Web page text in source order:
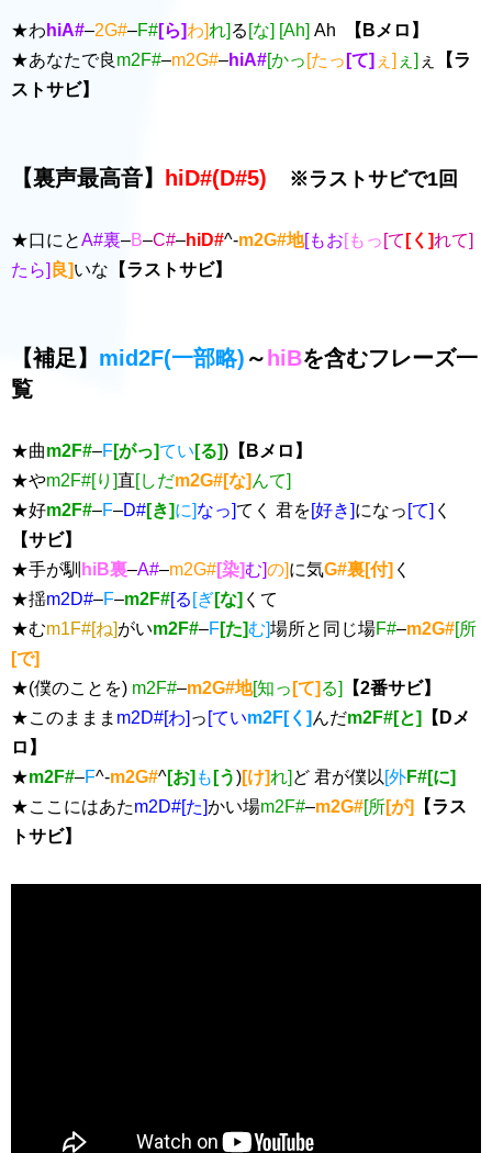
★わ hiA#–2G#–F#[ら]わ]れ] る [な] [Ah] Ah
【Bメロ】
★あなたで良 m2F#–m2G#–hiA#[かっ [たっ [て] ぇ] ぇ] ぇ
【ラ
ストサビ】
【裏声最高音】 hiD#(D#5) ※ラストサビで1回
★口にとA#裏–B–C#–hiD#^-m2G#地[もお[もっ [て [く]れて]
たら] 良]いな 【ラストサビ】
【補足】 mid2F(一部略) ～ hiBを含むフレーズ一
覧
★曲m2F#–F[がっ]てい [る]) 【Bメロ】
★やm2F#[り]直[しだm2G#[な] んて]
★好m2F#–F–D#[き]に]なっ]てく 君を[好き]になっ [て] く
【サビ】
★手が馴 hiB裏–A#–m2G#[染]む]の]に気G#裏[付] く
★揺m2D#–F–m2F#[る [ぎ[な] くて
★むm1F#[ね]がいm2F#–F[た]む]場所と同じ場F#–m2G#[所
[で]
★(僕のことを) m2F#–m2G#地[知っ [て] る]
【2番サビ】
★このままま m2D#[わ] っ [ていm2F[く] んだm2F#[と]
【Dメ
ロ】
★m2F#–F^-m2G#^[お] も [う)[け]れ] ど 君が僕以 [外F#[に]
★ここにはあたm2D#[た]かい場m2F#–m2G#[所[が]
【ラス
トサビ】